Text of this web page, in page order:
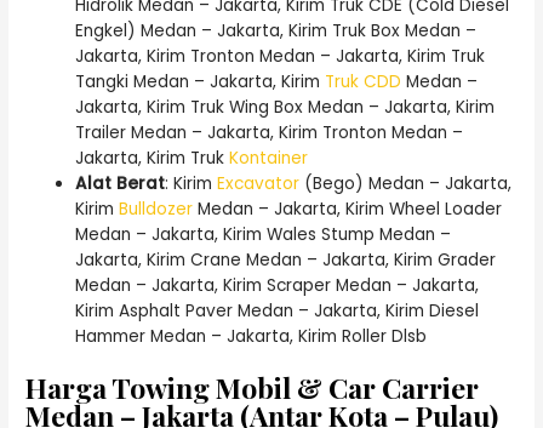
Hidrolik Medan – Jakarta, Kirim Truk CDE (Cold Diesel
Engkel) Medan – Jakarta, Kirim Truk Box Medan –
Jakarta, Kirim Tronton Medan – Jakarta, Kirim Truk
Tangki Medan – Jakarta, Kirim Truk CDD Medan –
Jakarta, Kirim Truk Wing Box Medan – Jakarta, Kirim
Trailer Medan – Jakarta, Kirim Tronton Medan –
Jakarta, Kirim TrukKontainer
Alat Berat: KirimExcavator (Bego) Medan – Jakarta,
KirimBulldozer Medan – Jakarta, Kirim Wheel Loader
Medan – Jakarta, Kirim Wales Stump Medan –
Jakarta, Kirim Crane Medan – Jakarta, Kirim Grader
Medan – Jakarta, Kirim Scraper Medan – Jakarta,
Kirim Asphalt Paver Medan – Jakarta, Kirim Diesel
Hammer Medan – Jakarta, Kirim Roller Dlsb
Harga Towing Mobil & Car Carrier
Medan – Jakarta (Antar Kota – Pulau)